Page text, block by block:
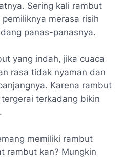
Sering kali rambut
merasa risih
panas-panasnya.
yang indah, jika cuaca
rasa tidak nyaman dan
Karena rambut
terkadang bikin
memiliki rambut
rambut kan? Mungkin